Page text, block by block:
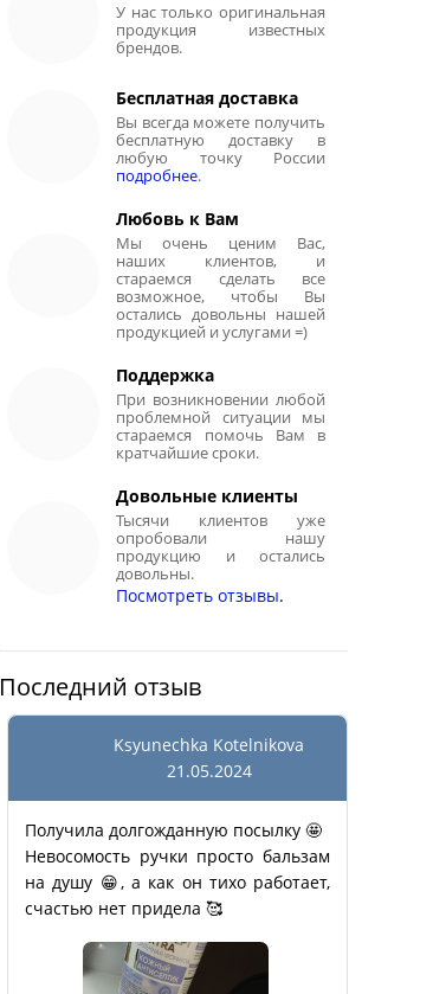
У нас только оригинальная
продукция известных
брендов.
Бесплатная доставка
Вы всегда можете получить
бесплатную доставку в
любую точку России
подробнее.
Любовь к Вам
Мы очень ценим Вас,
наших клиентов, и
стараемся сделать все
возможное, чтобы Вы
остались довольны нашей
продукцией и услугами =)
Поддержка
При возникновении любой
проблемной ситуации мы
стараемся помочь Вам в
кратчайшие сроки.
Довольные клиенты
Тысячи клиентов уже
опробовали нашу
продукцию и остались
довольны.
Посмотреть отзывы.
Последний отзыв
Ksyunechka Kotelnikova
21.05.2024
Получила долгожданную посылку 🤩
Невосомость ручки просто бальзам
на душу 😁, а как он тихо работает,
счастью нет придела 🥰